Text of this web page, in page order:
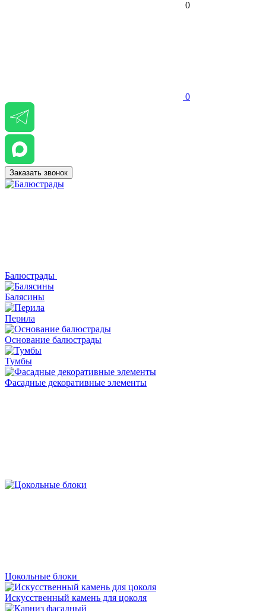
0
0
Заказать звонок
Балюстрады
Балясины
Перила
Основание балюстрады
Тумбы
Фасадные декоративные элементы
Цокольные блоки
Искусственный камень для цоколя